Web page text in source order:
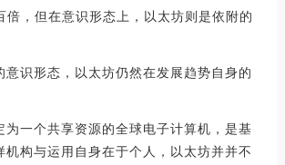
倍，但在意识形态上，以太坊则是依附的
意识形态，以太坊仍然在发展趋势自身的
为一个共享资源的全球电子计算机，是基
机构与运用自身在于个人，以太坊并并不